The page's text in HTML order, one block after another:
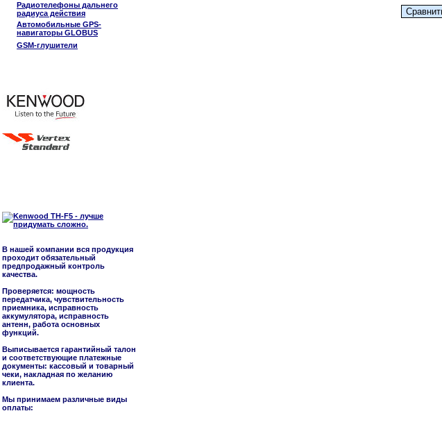
Радиотелефоны дальнего
радиуса действия
Автомобильные GPS-
навигаторы GLOBUS
GSM-глушители
В нашей компании вся продукция
проходит обязательный
предпродажный контроль
качества.
Проверяется: мощность
передатчика, чувствительность
приемника, исправность
аккумулятора, исправность
антенн, работа основных
функций.
Выписывается гарантийный талон
и соответствующие платежные
документы: кассовый и товарный
чеки, накладная по желанию
клиента.
Мы принимаем различные виды
оплаты: